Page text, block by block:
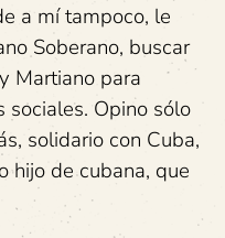
a mí tampoco, le
Soberano, buscar
Martiano para
sociales. Opino sólo
solidario con Cuba,
hijo de cubana, que